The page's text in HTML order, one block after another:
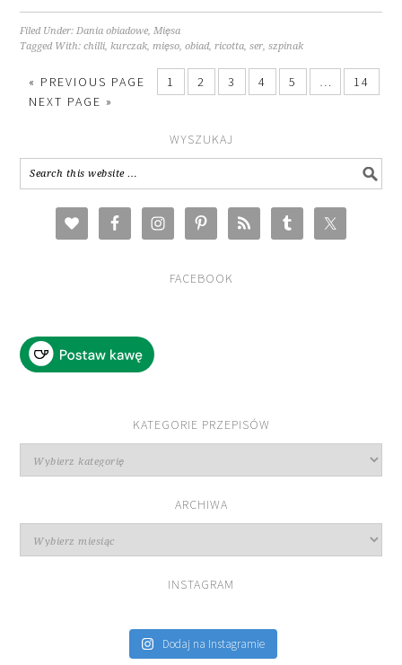
Filed Under:Dania obiadowe,Mięsa
Tagged With:chilli,kurczak,mięso,obiad,ricotta,ser,szpinak
« PREVIOUS PAGE 1 2 3 4 5 …
14
NEXT PAGE »
WYSZUKAJ
FACEBOOK
KATEGORIE PRZEPISÓW
przepisów
ARCHIWA
INSTAGRAM
Dodaj na Instagramie